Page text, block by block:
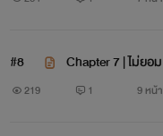
#8 Chapter 7 | ไม่ยอม
219 1 9 หน้า